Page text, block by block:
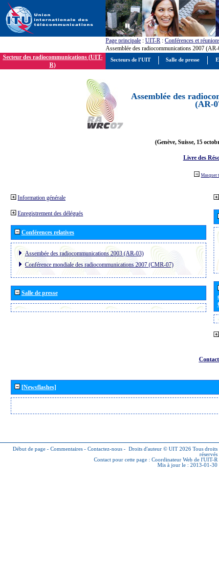
Page principale : UIT-R : Conférences et
Assemblée des radiocommunications 2007
Secteur des radiocommunications (UIT-
R)
Assemblée des
(AR-
(Genève, Suisse, 15
Livre des
Masquer
Information générale
Enregistrement des délégués
Conférences relatives
Assembée des radiocommunications 2003 (AR-03)
Conférence mondiale des radiocommunications 2007 (CMR-07)
Salle de presse
[Newsflashes]
Début de page - Commentaires - Contactez-nous - Droits d'auteur © UIT 2026 Tous droits
réservés
Contact pour cette page : Coordinateur Web de l'UIT-R
Mis à jour le : 2013-01-30
Secteurs de l'UIT Salle de presse